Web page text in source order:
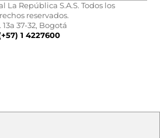
La República S.A.S. Todos los
reservados.
13a 37-32, Bogotá
1 4227600